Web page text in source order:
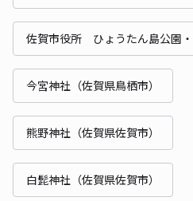
佐賀市役所 ひょうたん島公園
今宮神社（佐賀県鳥栖市）
熊野神社（佐賀県佐賀市）
白髭神社（佐賀県佐賀市）